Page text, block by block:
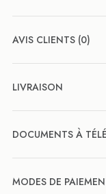
AVIS CLIENTS (0)
LIVRAISON
DOCUMENTS À
MODES DE